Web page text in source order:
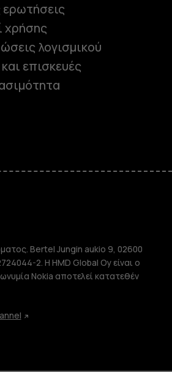
ερωτήσεις
χρήσης
λογισμικού
επισκευές
Bertel Jungin aukio 9, 02600
2. Η HMD Global Oy είναι ο
Nokia αποτελεί κατατεθέν